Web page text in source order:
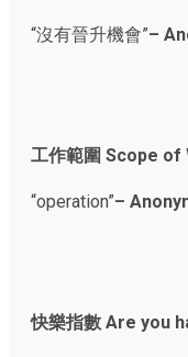
“沒有晉升機會”–
工作範圍 Scope of
“operation”–
快樂指數 Are you